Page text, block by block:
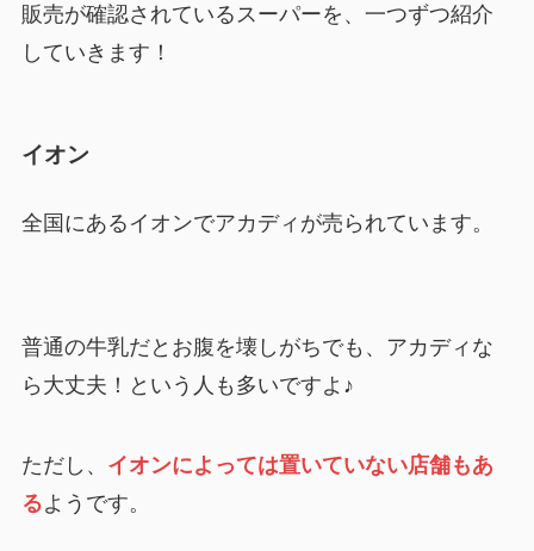
販売が確認されているスーパーを、一つずつ紹介
していきます！
イオン
全国にあるイオンでアカディが売られています。
普通の牛乳だとお腹を壊しがちでも、アカディな
ら大丈夫！という人も多いですよ♪
ただし、 イオンによっては置いていない店舗もあ
るようです。